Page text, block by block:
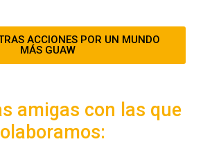
ACCIONES POR UN MUNDO
MÁS GUAW
amigas con las que